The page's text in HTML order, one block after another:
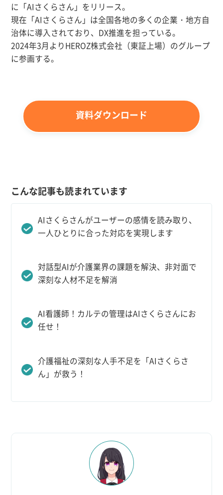
に「AIさくらさん」をリリース。
現在「AIさくらさん」は全国各地の多くの企業・地方自
治体に導入されており、DX推進を担っている。
2024年3月よりHEROZ株式会社（東証上場）のグループ
に参画する。
資料ダウンロード
こんな記事も読まれています
AIさくらさんがユーザーの感情を読み取り、
一人ひとりに合った対応を実現します
対話型AIが介護業界の課題を解決、非対面で
深刻な人材不足を解消
AI看護師！カルテの管理はAIさくらさんにお
任せ！
介護福祉の深刻な人手不足を「AIさくらさ
ん」が救う！